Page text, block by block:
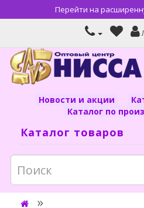
Перейти на
Новости и акции
Каталог по
Каталог товаров